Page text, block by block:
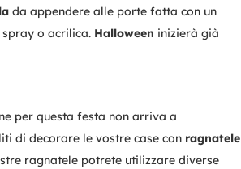
da appendere alle porte fatta con un
o acrilica. Halloween inizierà già
per questa festa non arriva a
di decorare le vostre case con ragnatele
ragnatele potrete utilizzare diverse